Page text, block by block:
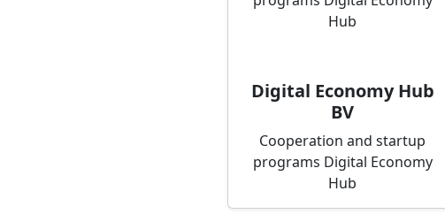
Digital Economy Hub
BV
Cooperation and startup
programs Digital Economy
Hub